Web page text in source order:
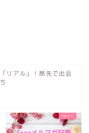
リアル」！旅先で出会